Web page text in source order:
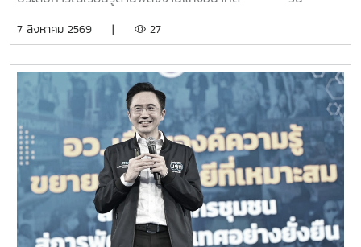
มหาวิทยาลัยแม่โจ้ ให้การต้อนรับคณะครูและนักเรียนจาก
แนะแนวทางการศึกษาต่อระดับอุดมศึกษา พร้อมเยี่ยมชมการ
จัดการเรียนการสอนและห้องปฏิบัติการของวิทยาลัย เพื่อเปิดโลก
ทัศน์ สร้างแรงบันดาลใจ และส่งเสริมการวางแผนศึกษาต่อด้าน
พลังงานทดแทนและนวัตกรรมพลังงานในการนี้ ผู้บริหาร
คณาจารย์ และบุคลากรของวิทยาลัยพลังงานทดแทน ให้การ
ต้อนรับอย่างอบอุ่น พร้อมแนะนำข้อมูลเกี่ยวกับหลักสูตร การ
จัดการเรียนการสอน การฝึกปฏิบัติในห้องปฏิบัติการ การเรียนรู้
ผ่านงานวิจัยและนวัตกรรม ตลอดจนแนวโน้มและโอกาสในการ
ประกอบอาชีพด้านพลังงานทดแทน ซึ่งเป็นหนึ่งในอุตสาหกรรม
7 สิงหาคม 2569 | 27